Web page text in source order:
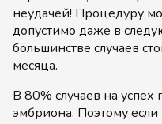
неудачей! Процедуру
допустимо даже в
большинстве случаев
месяца.
В 80% случаев на успех
эмбриона. Поэтому